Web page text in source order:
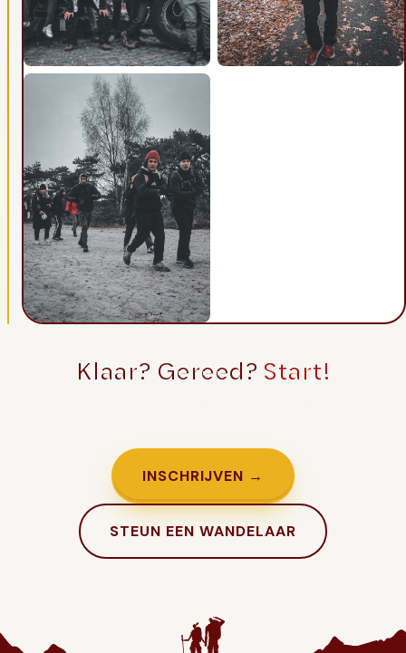
Klaar? Gereed? Start!
INSCHRIJVEN →
STEUN EEN WANDELAAR